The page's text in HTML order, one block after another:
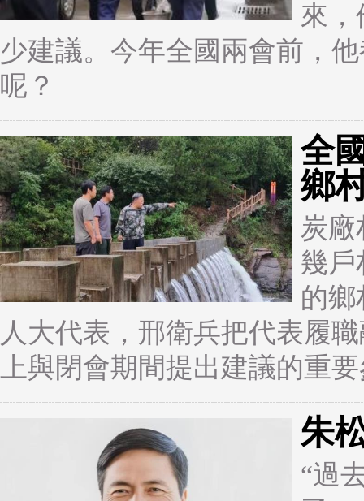
來，
少建議。今年全國兩會前，
呢？
全
鄉
炭廠
幾戶
的鄉
人大代表，邢衛兵把代表履
上與閉會期間提出建議的重
朱
“過